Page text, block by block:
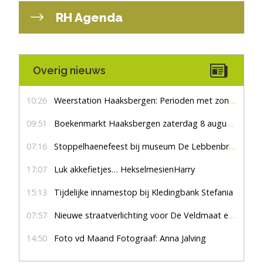
RH Agenda
Overig nieuws
10:26 Weerstation Haaksbergen: Perioden met zon en droog
09:51 Boekenmarkt Haaksbergen zaterdag 8 augustus, marktplein Haaksbergen
07:16 Stoppelhaenefeest bij museum De Lebbenbrugge
17:07 Luk akkefietjes… HekselmesienHarry
15:13 Tijdelijke innamestop bij Kledingbank Stefania
07:57 Nieuwe straatverlichting voor De Veldmaat en De Pas
14:50 Foto vd Maand Fotograaf: Anna Jalving